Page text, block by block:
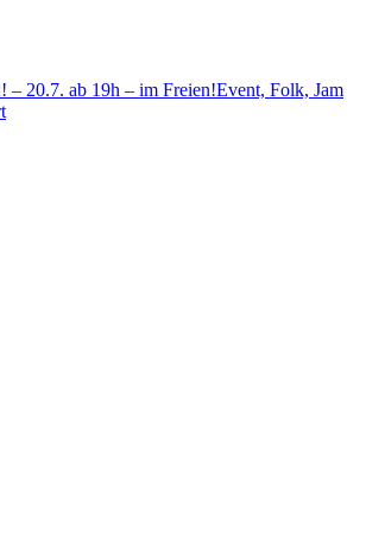
– 20.7. ab 19h – im Freien!Event, Folk, Jam